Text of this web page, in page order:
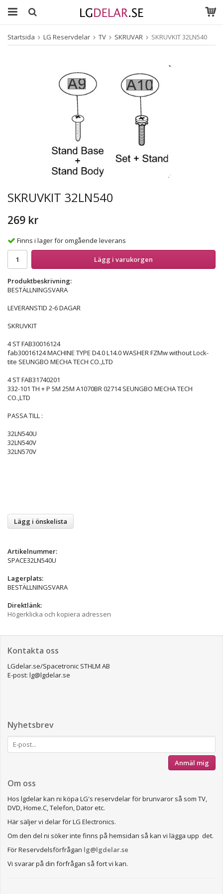
Startsida LG Reservdelar TV SKRUVAR SKRUVKIT 32LN540
SKRUVKIT 32LN540
269 kr
Finns i lager för omgående leverans
Lägg i varukorgen
Produktbeskrivning:
BESTÄLLNINGSVARA
LEVERANSTID 2-6 DAGAR
SKRUVKIT
4 ST FAB30016124
fab30016124 MACHINE TYPE D4.0 L14.0 WASHER FZMw without Lock-
tite SEUNGBO MECHA TECH CO.,LTD
4 ST FAB31740201
332-101 TH + P 5M 25M A1070BR 02714 SEUNGBO MECHA TECH
CO.,LTD
PASSA TILL :
32LN540U
32LN540V
32LN570V
Lägg i önskelista
Artikelnummer:
SPACE32LN540U
Lagerplats:
BESTÄLLNINGSVARA
Direktlänk:
Högerklicka och kopiera adressen
Kontakta oss
LGdelar.se/Spacetronic STHLM AB
E-post: lg@lgdelar.se
Nyhetsbrev
Anmäl mig
Om oss
Hos lgdelar kan ni köpa LG's reservdelar för brunvaror så som TV,
DVD, Home.C, Telefon, Dator etc.
Här säljer vi delar för LG Electronics.
Om den del ni söker inte finns på hemsidan så kan vi lägga upp det.
För Reservdelsförfrågan lg@lgdelar.se
Vi svarar på din förfrågan så fort vi kan.